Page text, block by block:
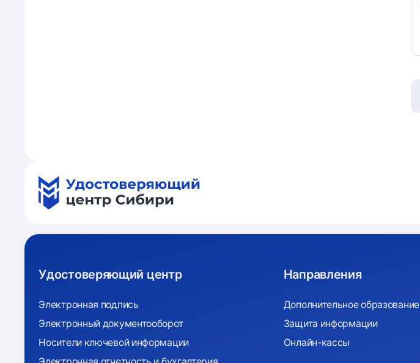
Удостоверяющий центр
Электронная подпись
Электронный документооборот
Носители ключевой информации
Направления
Дополнительное образование
Защита информации
Онлайн-кассы